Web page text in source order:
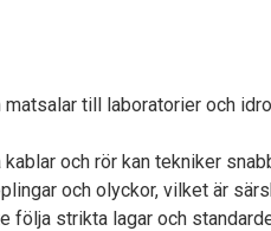
till laboratorier och
och rör kan tekniker
och olyckor, vilket är
följa strikta lagar och